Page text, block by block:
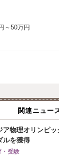
～50万円
関連ニュー
ア物理オリンピ
ルを獲得
・受験